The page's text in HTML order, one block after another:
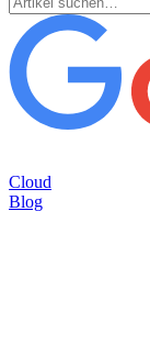
Cloud
Blog